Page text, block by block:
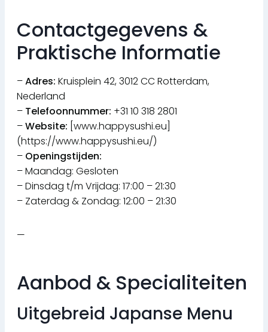
Contactgegevens &
Praktische Informatie
–Adres: Kruisplein 42, 3012 CC Rotterdam,
Nederland
– Telefoonnummer: +31 10 318 2801
–Website: [www.happysushi.eu]
(https://www.happysushi.eu/)
– Openingstijden:
– Maandag: Gesloten
– Dinsdag t/m Vrijdag: 17:00 – 21:30
– Zaterdag & Zondag: 12:00 – 21:30
—
Aanbod & Specialiteiten
Uitgebreid Japanse Menu